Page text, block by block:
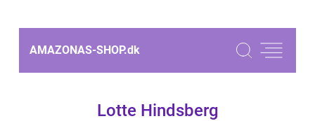
AMAZONAS-SHOP.dk
Lotte Hindsberg